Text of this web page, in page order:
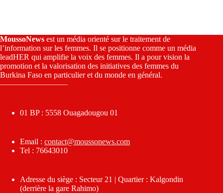
MoussoNews est un média orienté sur le traitement de
l’information sur les femmes. Il se positionne comme un média
leadHER qui amplifie la voix des femmes. Il a pour vision la
promotion et la valorisation des initiatives des femmes du
Burkina Faso en particulier et du monde en général.
————————–
01 BP : 5558 Ouagadougou 01
Email : contact@moussonews.com
Tel : 76643010
Adresse du siège : Secteur 21 | Quartier : Kalgondin
(derrière la gare Rahimo)